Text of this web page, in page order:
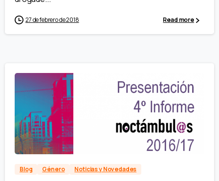
27 de febrero de 2018 Read more
Blog Género Noticias y Novedades